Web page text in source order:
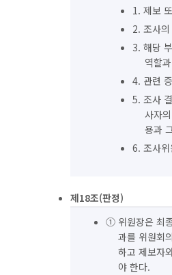
1. 제보
2. 조사
3. 해당
역할
4. 관련
5. 조사
사자
용과
6. 조사
제18조(판정)
① 위원장은 최
과를 위원회
하고 제보자
야 한다.